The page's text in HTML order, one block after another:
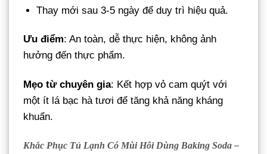
Thay mới sau 3-5 ngày để duy trì hiệu quả.
Ưu điểm: An toàn, dễ thực hiện, không ảnh
hưởng đến thực phẩm.
Mẹo từ chuyên gia: Kết hợp vỏ cam quýt với
một ít lá bạc hà tươi để tăng khả năng kháng
khuẩn.
Khắc Phục Tủ Lạnh Có Mùi Hôi Dùng Baking Soda –